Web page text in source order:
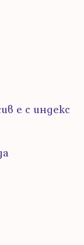
е с индекс